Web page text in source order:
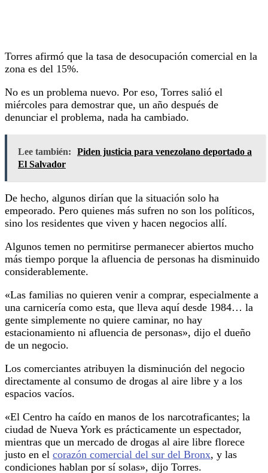
Torres afirmó que la tasa de desocupación comercial en la
zona es del 15%.
No es un problema nuevo. Por eso, Torres salió el
miércoles para demostrar que, un año después de
denunciar el problema, nada ha cambiado.
Lee también:
Piden justicia para venezolano deportado a
El Salvador
De hecho, algunos dirían que la situación solo ha
empeorado. Pero quienes más sufren no son los políticos,
sino los residentes que viven y hacen negocios allí.
Algunos temen no permitirse permanecer abiertos mucho
más tiempo porque la afluencia de personas ha disminuido
considerablemente.
«Las familias no quieren venir a comprar, especialmente a
una carnicería como esta, que lleva aquí desde 1984… la
gente simplemente no quiere caminar, no hay
estacionamiento ni afluencia de personas», dijo el dueño
de un negocio.
Los comerciantes atribuyen la disminución del negocio
directamente al consumo de drogas al aire libre y a los
espacios vacíos.
«El Centro ha caído en manos de los narcotraficantes; la
ciudad de Nueva York es prácticamente un espectador,
mientras que un mercado de drogas al aire libre florece
justo en el corazón comercial del sur del Bronx, y las
condiciones hablan por sí solas», dijo Torres.